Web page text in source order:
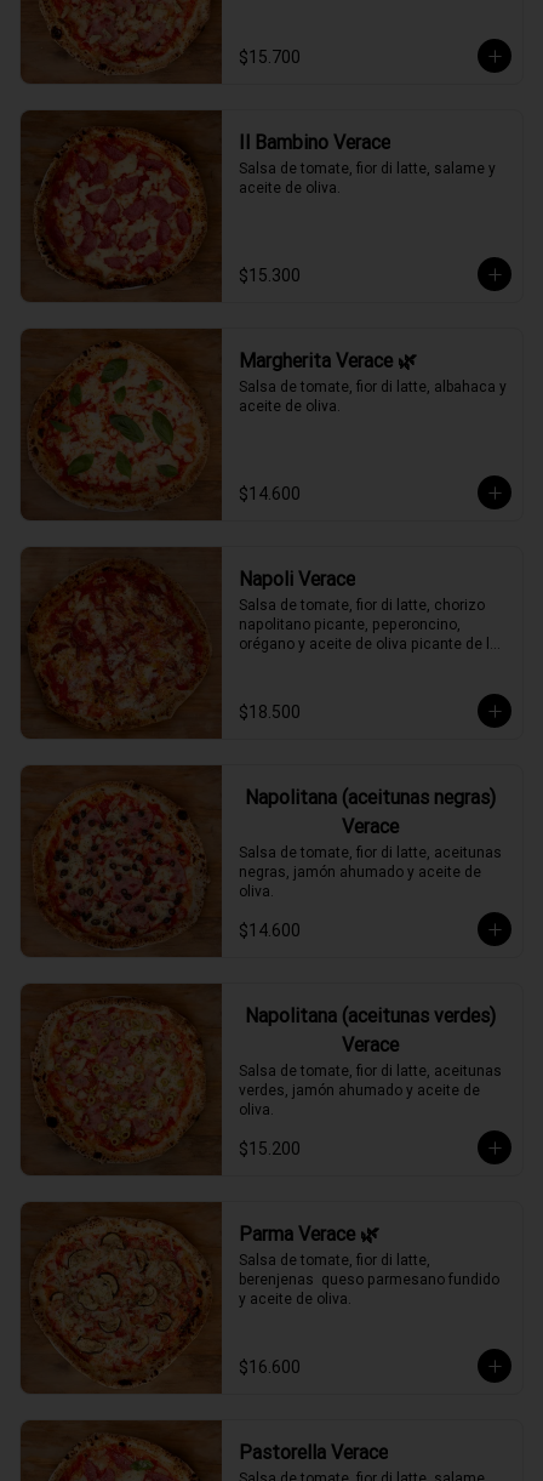
$15.700
Il Bambino Verace
Salsa de tomate, fior di latte, salame y
aceite de oliva.
$15.300
Margherita Verace 🌿
Salsa de tomate, fior di latte, albahaca y
aceite de oliva.
$14.600
Napoli Verace
Salsa de tomate, fior di latte, chorizo
napolitano picante, peperoncino,
orégano y aceite de oliva picante de la
$18.500
Napolitana (aceitunas negras)
Verace
Salsa de tomate, fior di latte, aceitunas
negras, jamón ahumado y aceite de
oliva.
$14.600
Napolitana (aceitunas verdes)
Verace
Salsa de tomate, fior di latte, aceitunas
verdes, jamón ahumado y aceite de
oliva.
$15.200
Parma Verace 🌿
Salsa de tomate, fior di latte,
berenjenas  queso parmesano fundido
y aceite de oliva.
$16.600
Pastorella Verace